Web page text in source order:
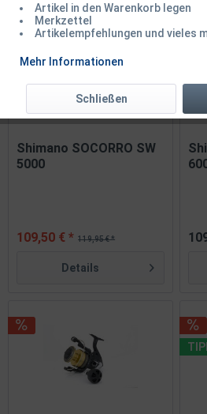
Shimano SOCORRO SW
5000
119,95 € *
109,50 € *
Details
Artikel in den Warenkorb legen
Merkzettel
Artikelempfehlungen und vieles
Mehr Informationen
Schließen